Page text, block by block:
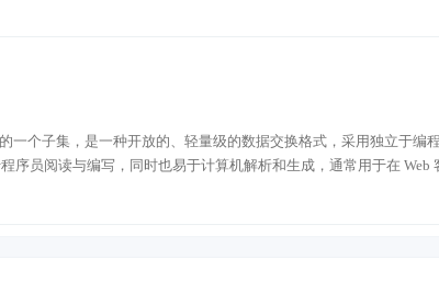
的一个子集，是一种开放的、轻量级的数据交换格式，采用独立于编
序员阅读与编写，同时也易于计算机解析和生成，通常用于在 Web